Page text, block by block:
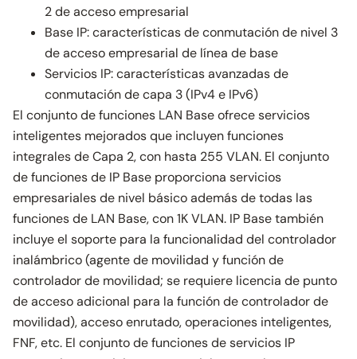
2 de acceso empresarial
Base IP: características de conmutación de nivel 3
de acceso empresarial de línea de base
Servicios IP: características avanzadas de
conmutación de capa 3 (IPv4 e IPv6)
El conjunto de funciones LAN Base ofrece servicios
inteligentes mejorados que incluyen funciones
integrales de Capa 2, con hasta 255 VLAN. El conjunto
de funciones de IP Base proporciona servicios
empresariales de nivel básico además de todas las
funciones de LAN Base, con 1K VLAN. IP Base también
incluye el soporte para la funcionalidad del controlador
inalámbrico (agente de movilidad y función de
controlador de movilidad; se requiere licencia de punto
de acceso adicional para la función de controlador de
movilidad), acceso enrutado, operaciones inteligentes,
FNF, etc. El conjunto de funciones de servicios IP